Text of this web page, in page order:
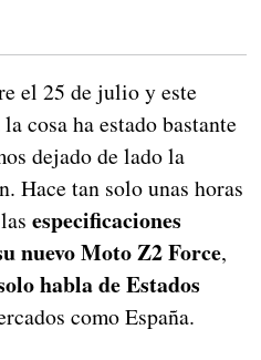
el 25 de julio y este
cosa ha estado bastante
dejado de lado la
Hace tan solo unas horas
especificaciones
nuevo Moto Z2 Force,
habla de Estados
como España.